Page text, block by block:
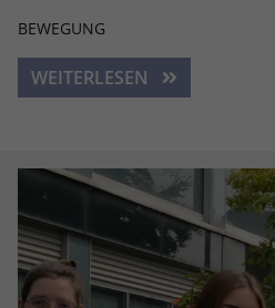
BEWEGUNG
WEITERLESEN